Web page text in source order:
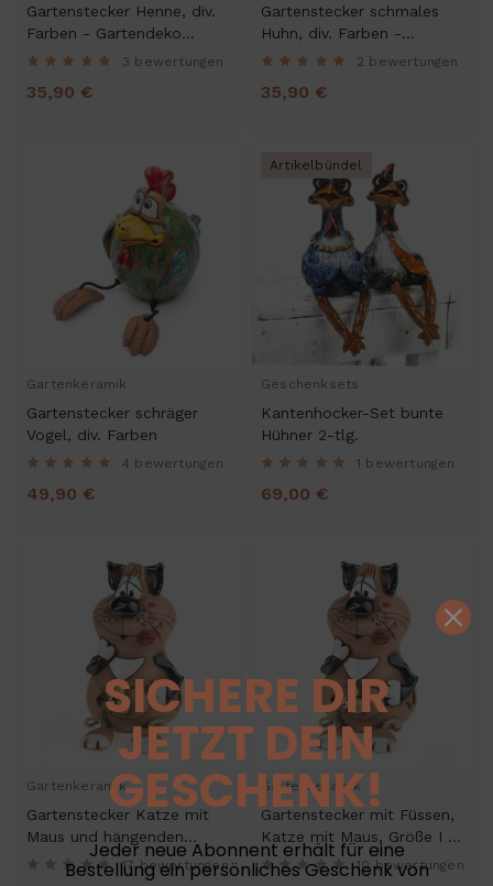
Gartenstecker Henne, div.
Farben - Gartendeko
Kantenhocker3 bewertungen
35,90 €
Gartenstecker schmales
Huhn, div. Farben -
Gartendeko Kantenhocker
2 bewertungen
35,90 €
Gartenkeramik
Gartenstecker schräger
Vogel, div. Farben
4 bewertungen
49,90 €
Geschenksets
Kantenhocker-Set bunte
Hühner 2-tlg.
1 bewertungen
69,00 €
Artikelbündel
Gartenkeramik
Gartenstecker Katze mit
Maus und hängenden
Beinen - Kantenhocker
17 bewertungen
Gartenkeramik
Gartenstecker mit Füssen,
Katze mit Maus, Größe I –
M
10 bewertungen
SICHERE DIR
JETZT DEIN
GESCHENK!
Jeder neue Abonnent erhält für eine
Bestellung ein persönliches Geschenk von